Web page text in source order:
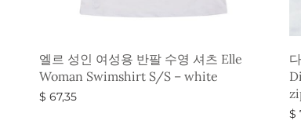
엘르 성인 여성용 반팔 수영 셔츠 Elle
Woman Swimshirt S/S – white
$ 67,35
$